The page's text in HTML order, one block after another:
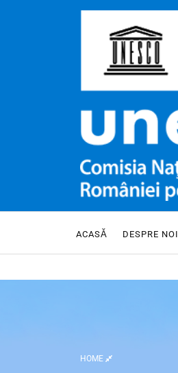
ACASĂ DESPRE NOI
HOME